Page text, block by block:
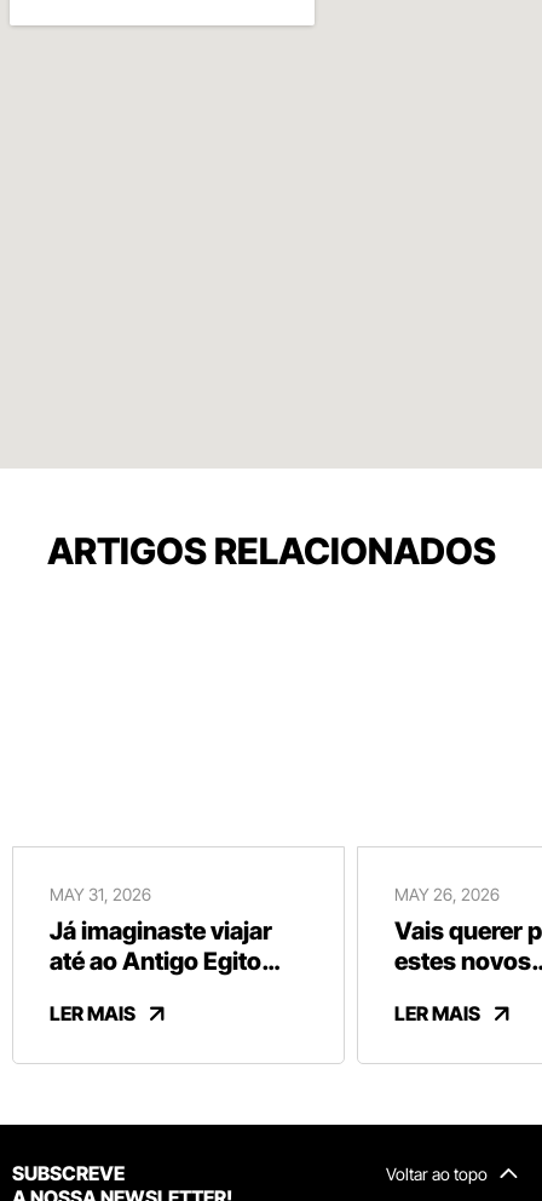
ARTIGOS RELACIONADOS
MAY 31, 2026
Já imaginaste viajar
até ao Antigo Egito
de Gaia?
LER MAIS
MAY 26, 2026
Vais querer
estes novos
da Vinte
LER MAIS
Voltar ao topo
SUBSCREVE